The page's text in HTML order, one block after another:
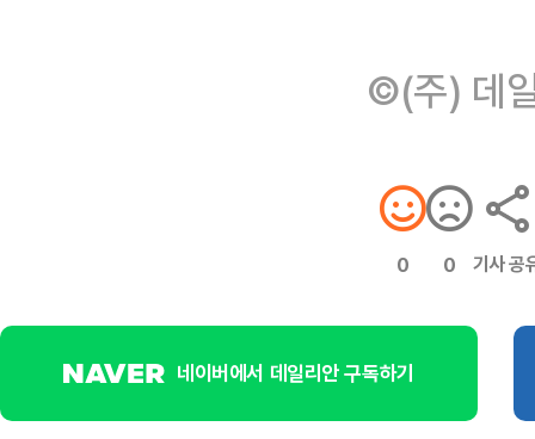
©(주) 데
0 0 기사 공
네이버에서 데일리안 구독하기